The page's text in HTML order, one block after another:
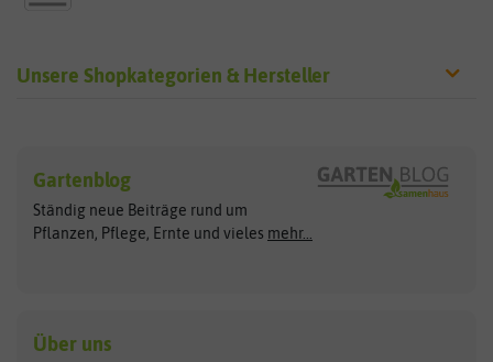
Unsere Shopkategorien & Hersteller
Exotische Samen
Gemüsesamen
Gründünger
Kräutersamen
Arche Noah
ASB Greenworld
Benary
Clever Pots
COMPO
Gartenblog
Ständig neue Beiträge rund um
Pflanzen, Pflege, Ernte und vieles mehr...
Über uns